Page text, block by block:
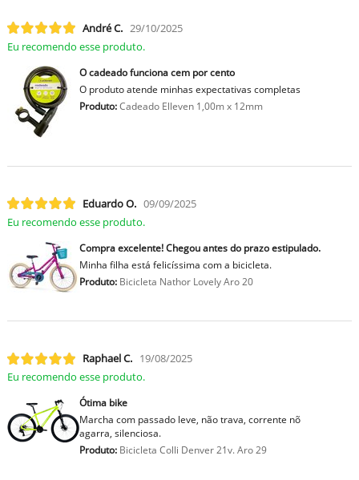
André C. 29/10/2025
Eu recomendo esse produto.
O cadeado funciona cem por cento
O produto atende minhas expectativas completas
Produto:Cadeado Elleven 1,00m x 12mm
Eduardo O. 09/09/2025
Eu recomendo esse produto.
Compra excelente! Chegou antes do prazo estipulado.
Minha filha está felicíssima com a bicicleta.
Produto:Bicicleta Nathor Lovely Aro 20
Raphael C. 19/08/2025
Eu recomendo esse produto.
Ótima bike
Marcha com passado leve, não trava, corrente nõ
agarra, silenciosa.
Produto:Bicicleta Colli Denver 21v. Aro 29